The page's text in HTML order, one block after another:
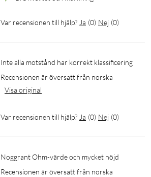
Var recensionen till hjälp? Ja (0) Nej (0)
Inte alla motstånd har korrekt klassificering
Recensionen är översatt från norska
Visa original
Var recensionen till hjälp? Ja (0) Nej (0)
Noggrant Ohm-värde och mycket nöjd
Recensionen är översatt från norska